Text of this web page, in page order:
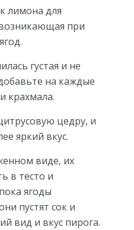
лимона для
при
густая и не
на каждые
крахмала.
цедру, и
яркий вкус.
виде, их
в тесто и
ягоды
пустят сок и
вид и вкус пирога.